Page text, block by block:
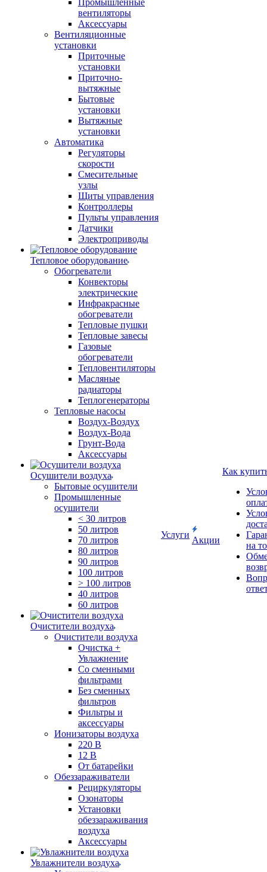
Промышленные
вентиляторы
Аксессуары
Вентиляционные
установки
Приточные
установки
Приточно-
вытяжные
Бытовые
установки
Вытяжные
установки
Автоматика
Регуляторы
скорости
Смесительные
узлы
Щиты управления
Контроллеры
Пульты управления
Датчики
Электроприводы
Тепловое оборудование
Обогреватели
Конвекторы
электрические
Инфракрасные
обогреватели
Тепловые пушки
Тепловые завесы
Газовые
обогреватели
Тепловентиляторы
Масляные
радиаторы
Теплогенераторы
Тепловые насосы
Воздух-Воздух
Воздух-Вода
Грунт-Вода
Аксессуары
Осушители воздуха
Бытовые осушители
Промышленные
осушители
< 30 литров
50 литров
70 литров
80 литров
90 литров
100 литров
> 100 литров
40 литров
60 литров
Очистители воздуха
Очистители воздуха
Очистка +
Увлажнение
Cо сменными
фильтрами
Без сменных
фильтров
Фильтры и
аксессуары
Ионизаторы воздуха
220 В
12 В
От батарейки
Обеззараживатели
Рециркуляторы
Озонаторы
Установки
обеззараживания
воздуха
Аксессуары
Увлажнители воздуха
Услуги
Акции
Как
на